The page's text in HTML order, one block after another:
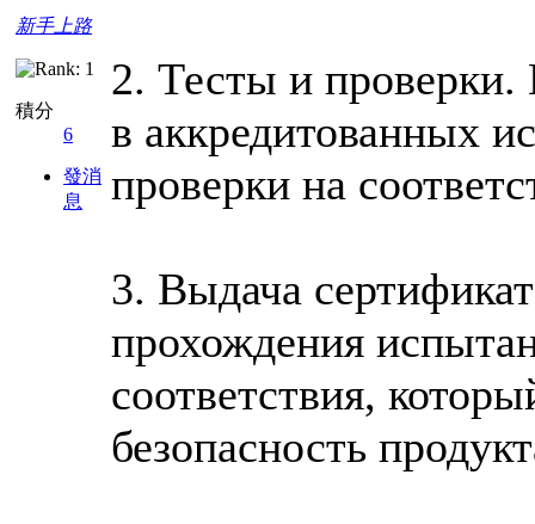
新手上路
積分
6
發消
息
2. Тесты и проверки.
в аккредитованных
проверки на
3. Выдача
прохождения
соответствия,
безопасность